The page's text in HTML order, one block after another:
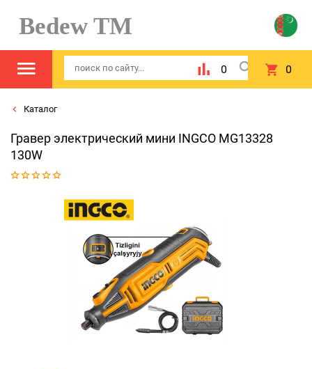
Bedew TM
0 0
Каталог
Гравер электрический мини INGCO MG13328
130W